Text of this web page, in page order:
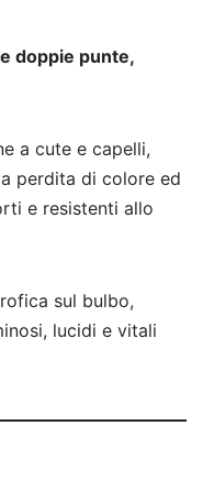
doppie punte,
a cute e capelli,
perdita di colore ed
e resistenti allo
sul bulbo,
lucidi e vitali